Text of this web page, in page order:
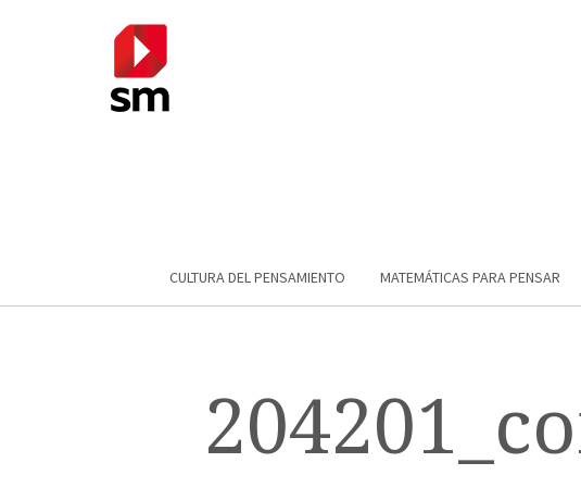
CULTURA DEL PENSAMIENTO MATEMÁTICAS PARA PENSAR